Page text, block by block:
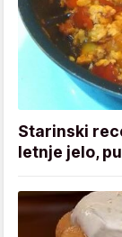
Starinski
letnje jelo,